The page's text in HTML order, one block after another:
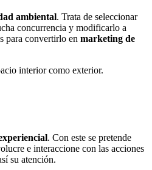
ambiental. Trata de seleccionar
concurrencia y modificarlo a
para convertirlo en marketing de
interior como exterior.
. Con este se pretende
e interaccione con las acciones
su atención.